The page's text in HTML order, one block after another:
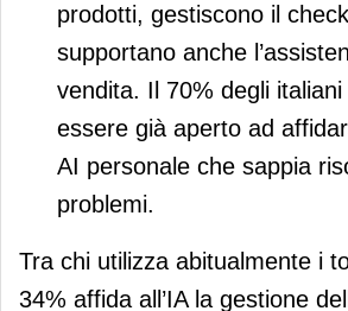
prodotti, gestiscono il
supportano anche
vendita. Il 70% degli
essere già aperto ad
AI personale che sappia
problemi.
Tra chi utilizza abitualmente i
34% affida all’IA la gestione